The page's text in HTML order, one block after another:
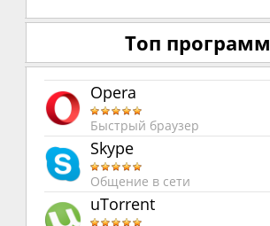
Топ программ
Opera
Быстрый браузер
Skype
Общение в сети
uTorrent